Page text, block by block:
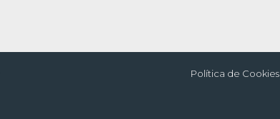
Política de Cookies